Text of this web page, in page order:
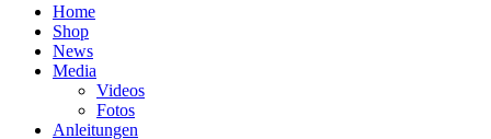
Home
Shop
News
Media
Videos
Fotos
Anleitungen